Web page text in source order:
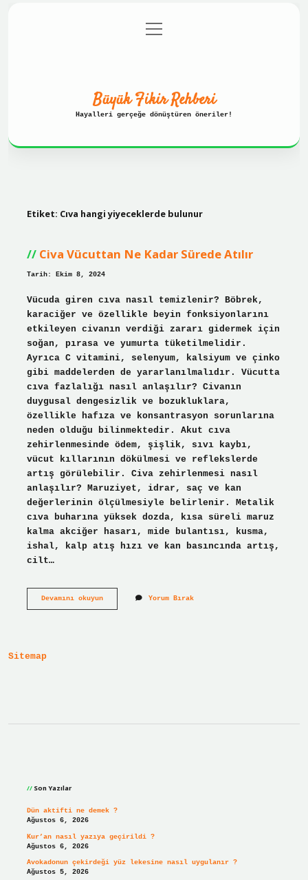
Gizlilik Politikası
menüyü
aç
Büyük Fikir Rehberi
Hayalleri gerçeğe dönüştüren öneriler!
Etiket: Cıva hangi yiyeceklerde bulunur
Civa Vücuttan Ne Kadar Sürede Atılır
Tarih: Ekim 8, 2024
Vücuda giren cıva nasıl temizlenir? Böbrek,
karaciğer ve özellikle beyin fonksiyonlarını
etkileyen civanın verdiği zararı gidermek için
soğan, pırasa ve yumurta tüketilmelidir.
Ayrıca C vitamini, selenyum, kalsiyum ve çinko
gibi maddelerden de yararlanılmalıdır. Vücutta
cıva fazlalığı nasıl anlaşılır? Civanın
duygusal dengesizlik ve bozukluklara,
özellikle hafıza ve konsantrasyon sorunlarına
neden olduğu bilinmektedir. Akut cıva
zehirlenmesinde ödem, şişlik, sıvı kaybı,
vücut kıllarının dökülmesi ve reflekslerde
artış görülebilir. Civa zehirlenmesi nasıl
anlaşılır? Maruziyet, idrar, saç ve kan
değerlerinin ölçülmesiyle belirlenir. Metalik
cıva buharına yüksek dozda, kısa süreli maruz
kalma akciğer hasarı, mide bulantısı, kusma,
ishal, kalp atış hızı ve kan basıncında artış,
cilt…
Devamını okuyunCiva
Yorum Bırak
Sitemap
Son Yazılar
Dün aktifti ne demek ?
Ağustos 6, 2026
Kur’an nasıl yazıya geçirildi ?
Ağustos 6, 2026
Avokadonun çekirdeği yüz lekesine nasıl uygulanır ?
Ağustos 5, 2026